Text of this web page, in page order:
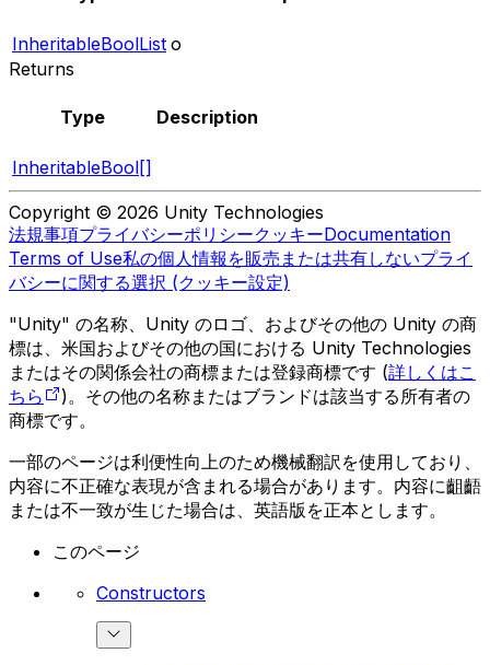
InheritableBoolList o
Returns
Type Description
InheritableBool[]
Copyright © 2026 Unity Technologies
法規事項プライバシーポリシークッキーDocumentation
Terms of Use私の個人情報を販売または共有しないプライ
バシーに関する選択 (クッキー設定)
"Unity" の名称、Unity のロゴ、およびその他の Unity の商
標は、米国およびその他の国における Unity Technologies
またはその関係会社の商標または登録商標です (詳しくはこ
ちら
)。その他の名称またはブランドは該当する所有者の
商標です。
一部のページは利便性向上のため機械翻訳を使用しており、
内容に不正確な表現が含まれる場合があります。内容に齟齬
または不一致が生じた場合は、英語版を正本とします。
このページ
Constructors